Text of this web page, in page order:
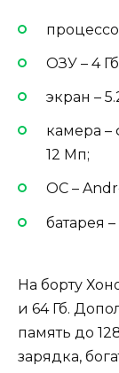
ОЗУ – 4
экран –
камера –
12 Мп;
ОС –
батарея
На борту
и 64 Гб.
память до
зарядка,